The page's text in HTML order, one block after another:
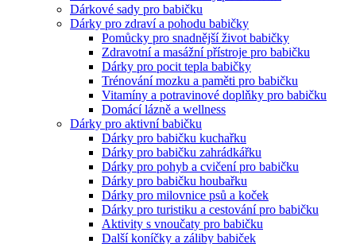
Dárkové sady pro babičku
Dárky pro zdraví a pohodu babičky
Pomůcky pro snadnější život babičky
Zdravotní a masážní přístroje pro babičku
Dárky pro pocit tepla babičky
Trénování mozku a paměti pro babičku
Vitamíny a potravinové doplňky pro babičku
Domácí lázně a wellness
Dárky pro aktivní babičku
Dárky pro babičku kuchařku
Dárky pro babičku zahrádkářku
Dárky pro pohyb a cvičení pro babičku
Dárky pro babičku houbařku
Dárky pro milovnice psů a koček
Dárky pro turistiku a cestování pro babičku
Aktivity s vnoučaty pro babičku
Další koníčky a záliby babiček